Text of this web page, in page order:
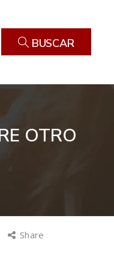
BUSCAR
OTRO
Share